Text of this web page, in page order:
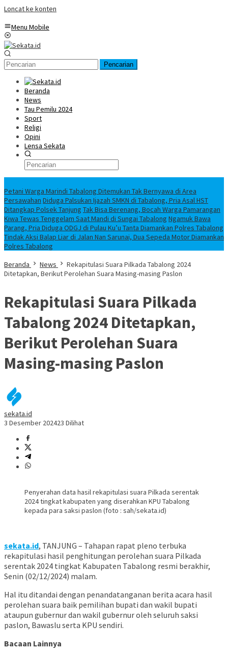
Loncat ke konten
Menu Mobile
Pencarian
Beranda
News
Tau Pemilu 2024
Sport
Religi
Opini
Lensa Sekata
Petani Warga Marindi Tabalong Ditemukan Tak Bernyawa di Area
Persawahan Diduga Palsukan Ijazah SMKN di Tabalong, Pria Asal HST
Ditangkap Polsek Tanjung Tak Bisa Berenang, Bocah Warga Pamarangan
Kiwa Tewas Tenggelam Saat Mandi di Sungai Tabalong Ngamuk Bawa
Parang, Pria Diduga ODGJ di Pulau Ku’u Tanta Diamankan Polres Tabalong
Tindak Aksi Balap Liar di Jalan Nan Sarunai, Dua Sepeda Motor Diamankan
Polres Tabalong
Beranda
News
Rekapitulasi Suara Pilkada Tabalong 2024
Ditetapkan, Berikut Perolehan Suara Masing-masing Paslon
Rekapitulasi Suara Pilkada
Tabalong 2024 Ditetapkan,
Berikut Perolehan Suara
Masing-masing Paslon
sekata.id
3 Desember 202423 Dilihat
Penyerahan data hasil rekapitulasi suara Pilkada serentak
2024 tingkat kabupaten yang diserahkan KPU Tabalong
kepada para saksi paslon (foto : sah/sekata.id)
sekata.id, TANJUNG – Tahapan rapat pleno terbuka
rekapitulasi hasil penghitungan perolehan suara Pilkada
serentak 2024 tingkat Kabupaten Tabalong resmi berakhir,
Senin (02/12/2024) malam.
Hal itu ditandai dengan penandatanganan berita acara hasil
perolehan suara baik pemilihan bupati dan wakil bupati
ataupun gubernur dan wakil gubernur oleh seluruh saksi
paslon, Bawaslu serta KPU sendiri.
Bacaan Lainnya